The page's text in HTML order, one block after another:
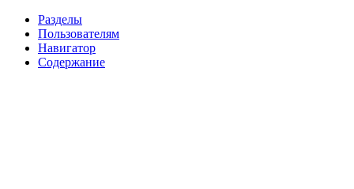
Разделы
Пользователям
Навигатор
Содержание